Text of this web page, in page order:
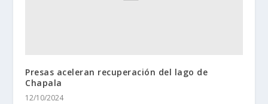
Presas aceleran recuperación del lago de
Chapala
12/10/2024